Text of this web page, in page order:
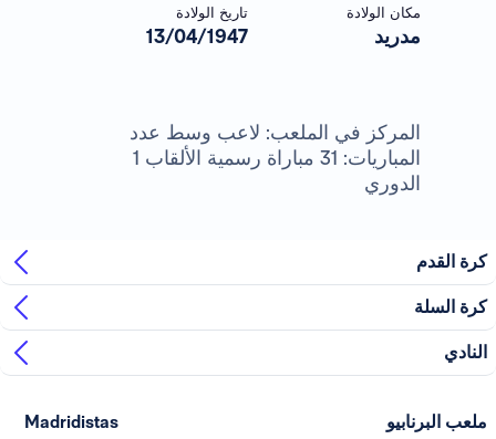
مكان الولادة
مدريد
تاريخ الولادة
13/04/1947
المركز في الملعب: لاعب وسط عدد
المباريات: 31 مباراة رسمية الألقاب 1
الدوري
كرة القدم
كرة السلة
النادي
ملعب البرنابيو Madridistas